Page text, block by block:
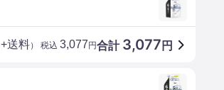
合計 3,077 円
+送料） 税込 3,077円